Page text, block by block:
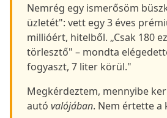
Nemrég egy ismerősöm
üzletét": vett egy 3 éves
millióért, hitelből. „Csak 180
törlesztő" – mondta
fogyaszt, 7 liter körül."
Megkérdeztem, mennyibe
autó valójában. Nem értette a